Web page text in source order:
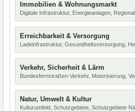
Immobilien & Wohnungsmarkt
Digitale Infrastruktur, Energieanlagen,
Erreichbarkeit & Versorgung
Ladeinfrastruktur, Gesundheitsversorgung,
Verkehr, Sicherheit & Lärm
Bundesfernstraßen-Verkehr, Motorisierung,
Natur, Umwelt & Kultur
Kulturumfeld, Schutzgebiete, Schutzgebiete